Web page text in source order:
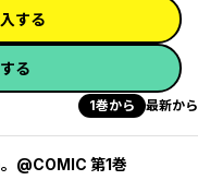
する
る
1巻から 最新から
@COMIC 第1巻